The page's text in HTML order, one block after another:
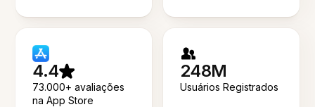
4.4
73.000+ avaliações
na App Store
248M
Usuários Registrados